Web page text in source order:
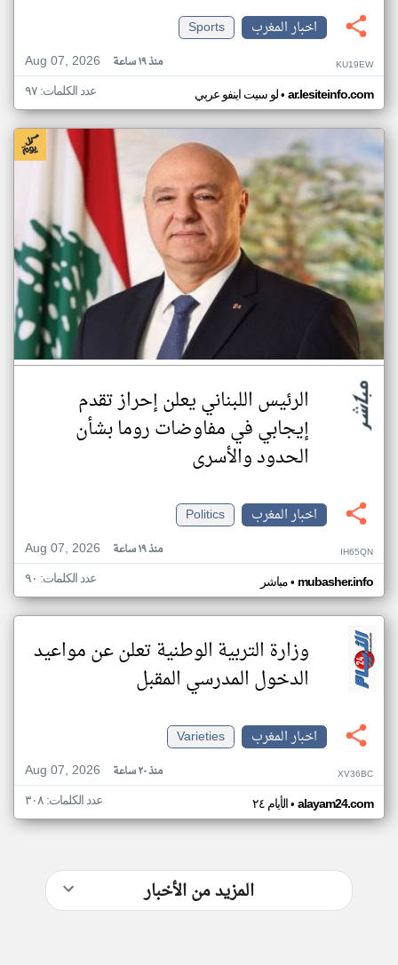
اخبار المغرب
Sports
Aug 07, 2026
منذ ١٩ ساعة KU19EW
لو سيت اينفو عربي• ar.lesiteinfo.com عدد الكلمات: ٩٧
الرئيس اللبناني يعلن إحراز تقدم
إيجابي في مفاوضات روما بشأن
الحدود والأسرى
اخبار المغرب
Politics
Aug 07, 2026
منذ ١٩ ساعة IH65QN
مباشر• mubasher.info عدد الكلمات: ٩٠
وزارة التربية الوطنية تعلن عن مواعيد
الدخول المدرسي المقبل
اخبار المغرب
Varieties
Aug 07, 2026
منذ ٢٠ ساعة XV36BC
الأيام ٢٤• alayam24.com عدد الكلمات: ٣٠٨
المزيد من الأخبار